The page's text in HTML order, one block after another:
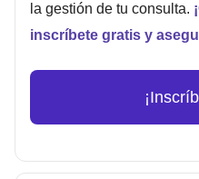
la gestión de tu consulta.
inscríbete gratis y